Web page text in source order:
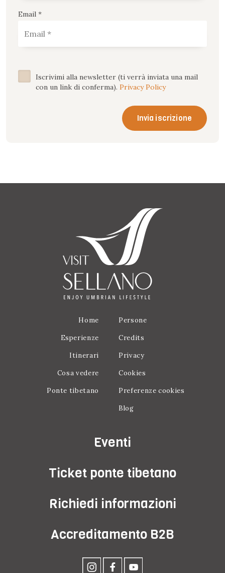
Email *
Iscrivimi alla newsletter (ti verrà inviata una mail
con un link di conferma). Privacy Policy
Invia iscrizione
Home
Esperienze
Itinerari
Cosa vedere
Ponte tibetano
Persone
Credits
Privacy
Cookies
Preferenze cookies
Blog
Eventi
Ticket ponte tibetano
Richiedi informazioni
Accreditamento B2B